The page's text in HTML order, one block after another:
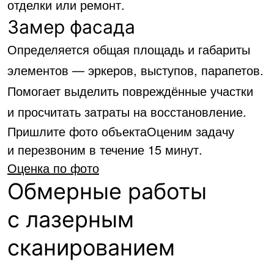
отделки или ремонт.
Замер фасада
Определяется общая площадь и габариты
элементов — эркеров, выступов, парапетов.
Помогает выделить повреждённые участки
и просчитать затраты на восстановление.
Пришлите фото объектаОценим задачу
и перезвоним в течение 15 минут.
Оценка по фото
Обмерные работы
с лазерным
сканированием